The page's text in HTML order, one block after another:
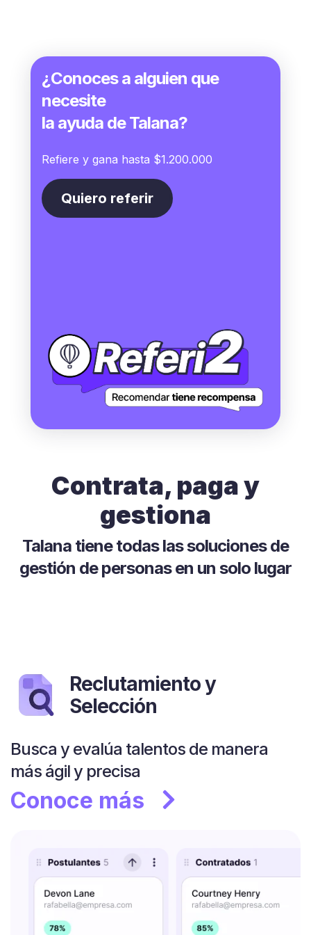
¿Conoces a alguien que
necesite
la ayuda de Talana?
Refiere y gana hasta $1.200.000
Quiero referir
Contrata, paga y
gestiona
Talana tiene todas las soluciones de
gestión de personas en un solo lugar
Reclutamiento y
Selección
Busca y evalúa talentos de manera
más ágil y precisa
Conoce más